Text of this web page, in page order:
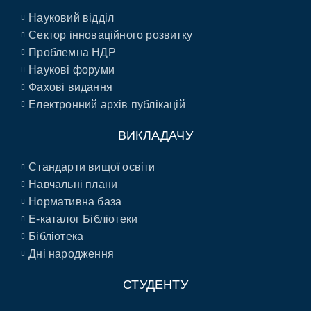
Науковий відділ
Сектор інноваційного розвитку
Проблемна НДР
Наукові форуми
Фахові видання
Електронний архів публікацій
ВИКЛАДАЧУ
Стандарти вищої освіти
Навчальні плани
Нормативна база
E-каталог Бібліотеки
Бібліотека
Дні народження
СТУДЕНТУ